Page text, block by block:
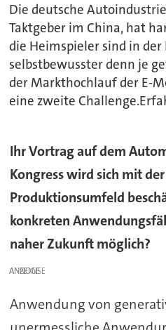
Die deutsche
Taktgeber im China, hat
die Heimspieler sind in der
selbstbewusster denn je
der Markthochlauf der E-
eine zweite
Ihr Vortrag auf dem
Kongress wird sich mit
Produktionsumfeld
konkreten
naher Zukunft möglich?
ANZEIGE
Anwendung von